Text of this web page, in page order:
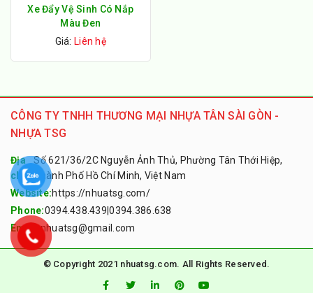
Xe Đẩy Vệ Sinh Có Nắp
Màu Đen
Giá: Liên hệ
CÔNG TY TNHH THƯƠNG MẠI NHỰA TÂN SÀI GÒN -
NHỰA TSG
Địa
chỉ:
Số 621/36/2C Nguyễn Ảnh Thủ, Phường Tân Thới Hiệp,
Thành Phố Hồ Chí Minh, Việt Nam
Website:https://nhuatsg.com/
Phone:0394.438.439 |0394.386.638
Email:nhuatsg@gmail.com
© Copyright 2021 nhuatsg.com. All Rights Reserved.